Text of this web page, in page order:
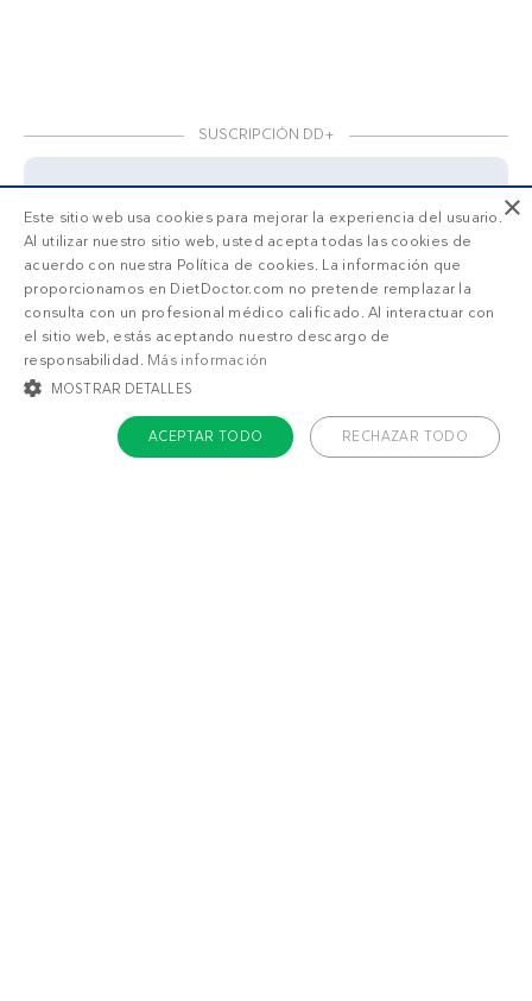
SUSCRIPCIÓN DD+
Accede amenús personalizados.
¡Haz una prueba GRATIS!
¿Qué estás buscando?
Adelgazar
×
Este sitio web usa cookies para mejorar la experiencia del usuario.
Al utilizar nuestro sitio web, usted acepta todas las cookies de
acuerdo con nuestra Política de cookies. La información que
proporcionamos en DietDoctor.com no pretende remplazar la
consulta con un profesional médico calificado. Al interactuar con
el sitio web, estás aceptando nuestro descargo de
responsabilidad. Más información
MOSTRAR DETALLES
ACEPTAR TODO RECHAZAR TODO